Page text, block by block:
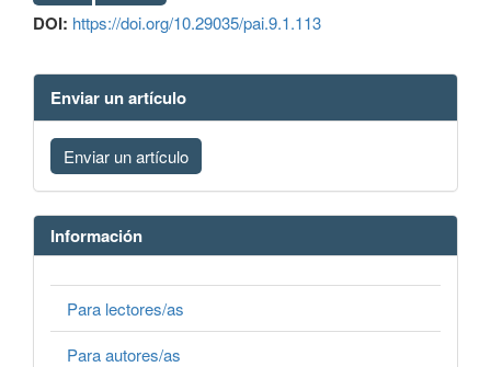
DOI: https://doi.org/10.29035/pai.9.1.113
Enviar un artículo
Enviar un artículo
Información
Para lectores/as
Para autores/as